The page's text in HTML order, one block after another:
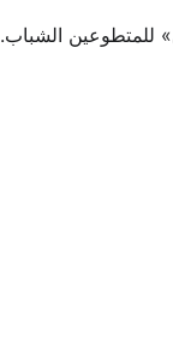
للمتطوعين الشباب.